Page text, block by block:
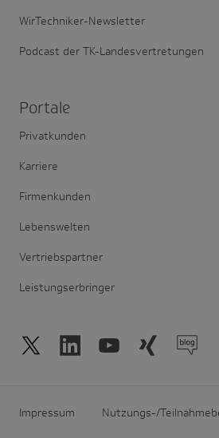
WirTechniker-Newsletter
Podcast der TK-Landesvertretungen
Portale
Privatkunden
Karriere
Firmenkunden
Lebenswelten
Vertriebspartner
Leistungserbringer
Impressum Nutzungs-/